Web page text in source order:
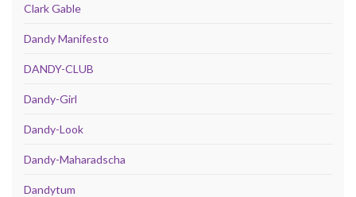
Clark Gable
Dandy Manifesto
DANDY-CLUB
Dandy-Girl
Dandy-Look
Dandy-Maharadscha
Dandytum